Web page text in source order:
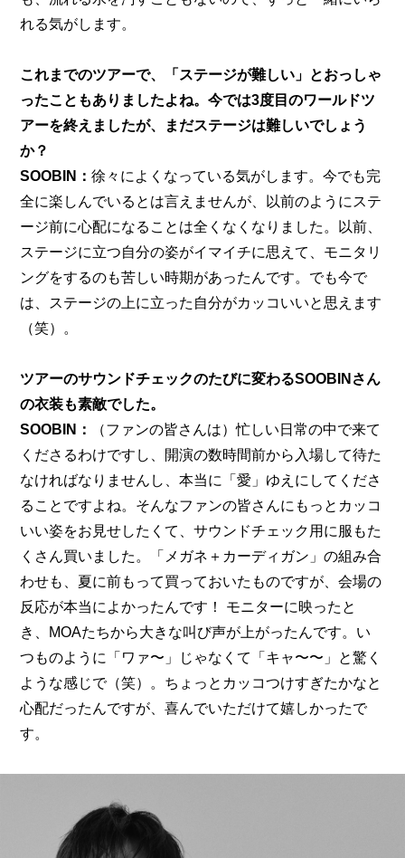
れる気がします。
これまでのツアーで、「ステージが難しい」とおっしゃ
ったこともありましたよね。今では3度目のワールドツ
アーを終えましたが、まだステージは難しいでしょう
か？
SOOBIN：徐々によくなっている気がします。今でも完
全に楽しんでいるとは言えませんが、以前のようにステ
ージ前に心配になることは全くなくなりました。以前、
ステージに立つ自分の姿がイマイチに思えて、モニタリ
ングをするのも苦しい時期があったんです。でも今で
は、ステージの上に立った自分がカッコいいと思えます
（笑）。
ツアーのサウンドチェックのたびに変わるSOOBINさん
の衣装も素敵でした。
SOOBIN：
（ファンの皆さんは）忙しい日常の中で来て
くださるわけですし、開演の数時間前から入場して待た
なければなりませんし、本当に「愛」ゆえにしてくださ
ることですよね。そんなファンの皆さんにもっとカッコ
いい姿をお見せしたくて、サウンドチェック用に服もた
くさん買いました。「メガネ＋カーディガン」の組み合
わせも、夏に前もって買っておいたものですが、会場の
反応が本当によかったんです！ モニターに映ったと
き、MOAたちから大きな叫び声が上がったんです。い
つものように「ワァ〜」じゃなくて「キャ〜〜」と驚く
ような感じで（笑）。ちょっとカッコつけすぎたかなと
心配だったんですが、喜んでいただけて嬉しかったで
す。